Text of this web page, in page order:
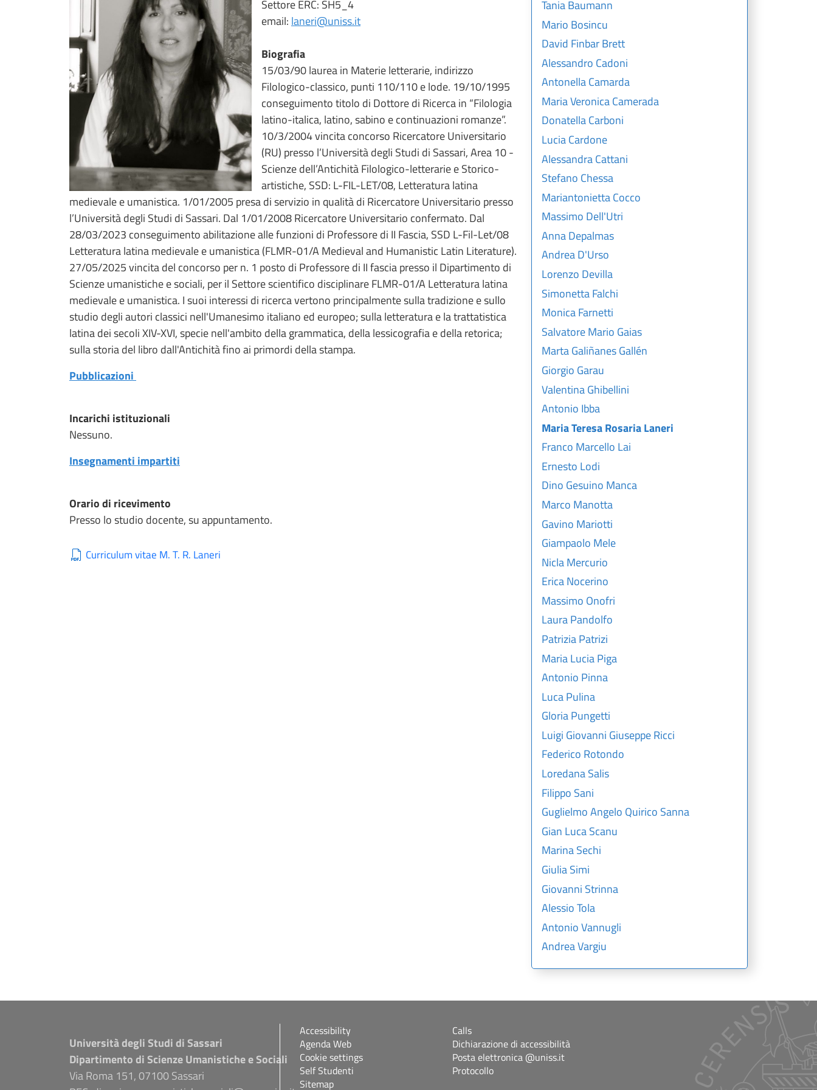
Settore ERC: SH5_4
email: laneri@uniss.it
Biografia
15/03/90 laurea in Materie letterarie, indirizzo
Filologico-classico, punti 110/110 e lode. 19/10/1995
conseguimento titolo di Dottore di Ricerca in “Filologia
latino-italica, latino, sabino e continuazioni romanze”.
10/3/2004 vincita concorso Ricercatore Universitario
(RU) presso l’Università degli Studi di Sassari, Area 10 -
Scienze dell’Antichità Filologico-letterarie e Storico-
artistiche, SSD: L-FIL-LET/08, Letteratura latina
medievale e umanistica. 1/01/2005 presa di servizio in qualità di Ricercatore Universitario presso
l’Università degli Studi di Sassari. Dal 1/01/2008 Ricercatore Universitario confermato. Dal
28/03/2023 conseguimento abilitazione alle funzioni di Professore di II Fascia, SSD L-Fil-Let/08
Letteratura latina medievale e umanistica (FLMR-01/A Medieval and Humanistic Latin Literature).
27/05/2025 vincita del concorso per n. 1 posto di Professore di II fascia presso il Dipartimento di
Scienze umanistiche e sociali, per il Settore scientifico disciplinare FLMR-01/A Letteratura latina
medievale e umanistica. I suoi interessi di ricerca vertono principalmente sulla tradizione e sullo
studio degli autori classici nell'Umanesimo italiano ed europeo; sulla letteratura e la trattatistica
latina dei secoli XIV-XVI, specie nell'ambito della grammatica, della lessicografia e della retorica;
sulla storia del libro dall'Antichità fino ai primordi della stampa.
Pubblicazioni
Incarichi istituzionali
Nessuno.
Insegnamenti impartiti
Orario di ricevimento
Presso lo studio docente, su appuntamento.
Curriculum vitae M. T. R. Laneri
Tania Baumann
Mario Bosincu
David Finbar Brett
Alessandro Cadoni
Antonella Camarda
Maria Veronica Camerada
Donatella Carboni
Lucia Cardone
Alessandra Cattani
Stefano Chessa
Mariantonietta Cocco
Massimo Dell'Utri
Anna Depalmas
Andrea D'Urso
Lorenzo Devilla
Simonetta Falchi
Monica Farnetti
Salvatore Mario Gaias
Marta Galiñanes Gallén
Giorgio Garau
Valentina Ghibellini
Antonio Ibba
Maria Teresa Rosaria Laneri
Franco Marcello Lai
Ernesto Lodi
Dino Gesuino Manca
Marco Manotta
Gavino Mariotti
Giampaolo Mele
Nicla Mercurio
Erica Nocerino
Massimo Onofri
Laura Pandolfo
Patrizia Patrizi
Maria Lucia Piga
Antonio Pinna
Luca Pulina
Gloria Pungetti
Luigi Giovanni Giuseppe Ricci
Federico Rotondo
Loredana Salis
Filippo Sani
Guglielmo Angelo Quirico Sanna
Gian Luca Scanu
Marina Sechi
Giulia Simi
Giovanni Strinna
Alessio Tola
Antonio Vannugli
Andrea Vargiu
Università degli Studi di Sassari
Dipartimento di Scienze Umanistiche e Sociali
Via Roma 151, 07100 Sassari
Accessibility
Agenda Web
Cookie settings
Self Studenti
Sitemap
Calls
Dichiarazione di accessibilità
Posta elettronica @uniss.it
Protocollo